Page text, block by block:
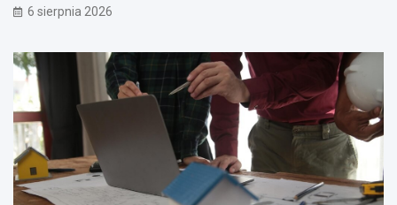
6 sierpnia 2026